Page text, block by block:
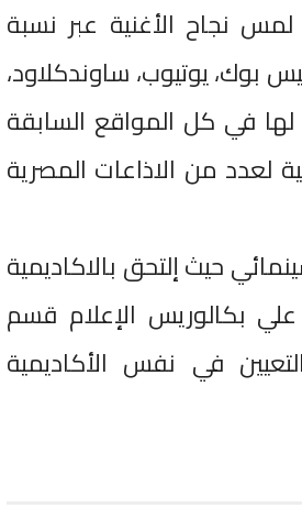
نجاح الأغنية عبر نسبة
بوك، يوتيوب، ساوندكلاود،
في كل المواقع السابقة
لعدد من الاذاعات المصرية
حيث إلتحق بالاكاديمية
علي بكالوريس الإعلام قسم
في نفس الأكاديمية